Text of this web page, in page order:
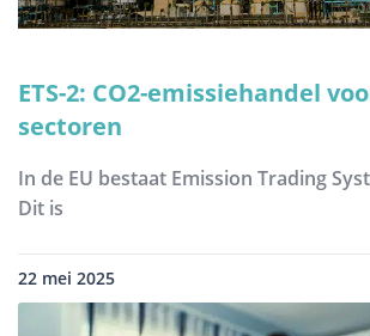
ETS-2: CO2-emissiehandel
sectoren
In de EU bestaat Emission Trading
Dit is
22 mei 2025